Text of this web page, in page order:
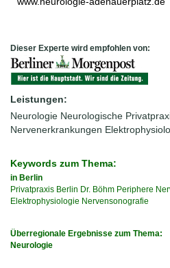
Dieser Experte wird empfohlen von:
Leistungen:
Neurologie Neurologische
Nervenerkrankungen
Keywords zum Thema:
in Berlin
Privatpraxis Berlin Dr. Böhm Periphere
Elektrophysiologie Nervensonografie
Überregionale Ergebnisse zum Thema:
Neurologie